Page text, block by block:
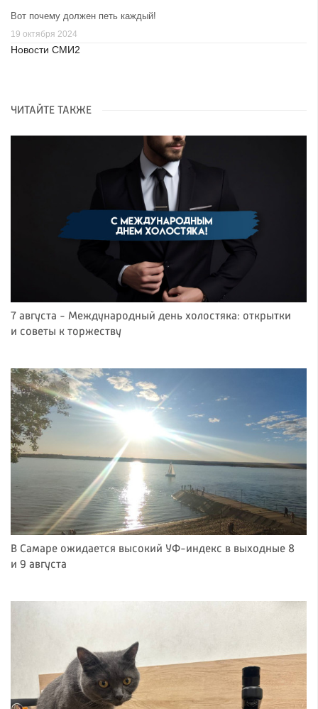
Вот почему должен петь каждый!
19 октября 2024
Новости СМИ2
ЧИТАЙТЕ ТАКЖЕ
7 августа - Международный день холостяка: открытки
и советы к торжеству
В Самаре ожидается высокий УФ-индекс в выходные 8
и 9 августа